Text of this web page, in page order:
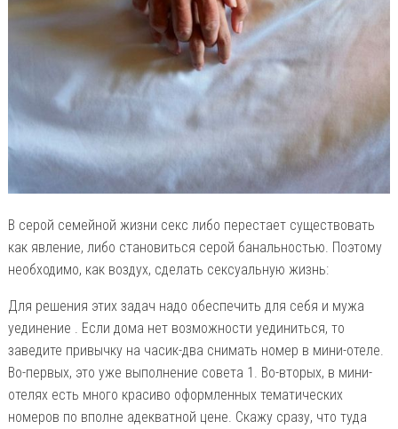
В серой семейной жизни секс либо перестает существовать
как явление, либо становиться серой банальностью. Поэтому
необходимо, как воздух, сделать сексуальную жизнь:
Для решения этих задач надо обеспечить для себя и мужа
уединение . Если дома нет возможности уединиться, то
заведите привычку на часик-два снимать номер в мини-отеле.
Во-первых, это уже выполнение совета 1. Во-вторых, в мини-
отелях есть много красиво оформленных тематических
номеров по вполне адекватной цене. Скажу сразу, что туда